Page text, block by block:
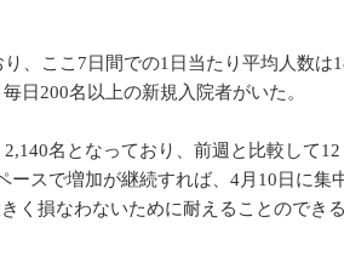
、ここ7日間での1日当たり平均人数
日200名以上の新規入院者がいた。
名となっており、前週と比較して
ースで増加が継続すれば、4月10日に
く損なわないために耐えることのでき